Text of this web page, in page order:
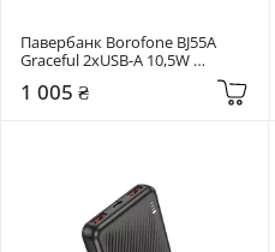
Павербанк Borofone BJ55A
Graceful 2xUSB-A 10,5W
1 005 ₴